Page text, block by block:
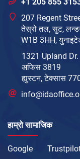
207 Regent
तेस्रो तल, सुट,
W1B 3HH,
1321 Upland Dr.
अफिस 3819
ह्युस्टन, टेक्सास
हाम्रो सामाजिक
Google